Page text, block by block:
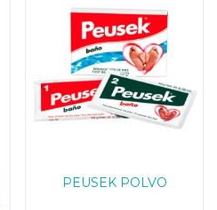
PEUSEK POLVO